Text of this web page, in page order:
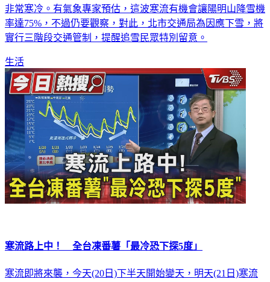
非常寒冷。有氣象專家預估，這波寒流有機會讓陽明山降雪機
率達75%，不過仍要觀察，對此，北市交通局為因應下雪，將
實行三階段交通管制，提醒追雪民眾特別留意。
生活
寒流路上中！ 全台凍番薯「最冷恐下探5度」
寒流即將來襲，今天(20日)下半天開始變天，明天(21日)寒流